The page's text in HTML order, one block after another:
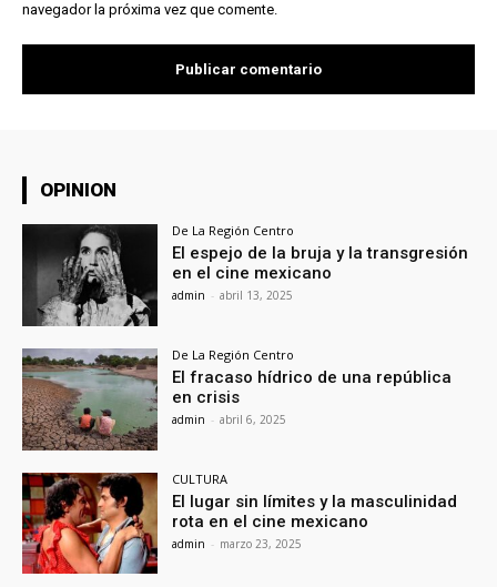
navegador la próxima vez que comente.
OPINION
De La Región Centro
El espejo de la bruja y la transgresión
en el cine mexicano
admin - abril 13, 2025
De La Región Centro
El fracaso hídrico de una república
en crisis
admin - abril 6, 2025
CULTURA
El lugar sin límites y la masculinidad
rota en el cine mexicano
admin - marzo 23, 2025